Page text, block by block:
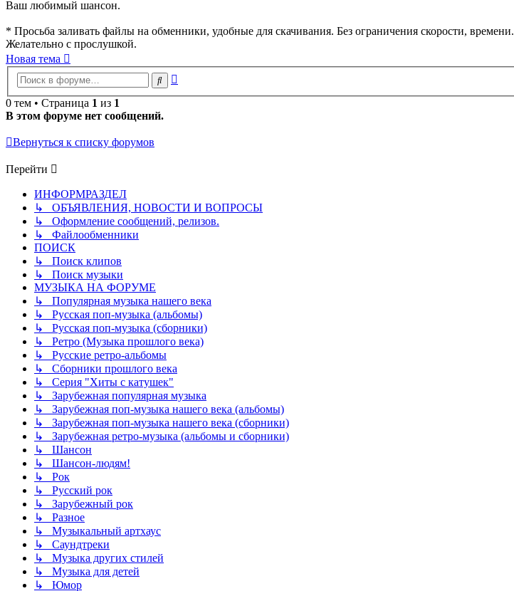
Ваш любимый шансон.
* Просьба заливать файлы на обменники, удобные для скачивания. Без ограничения скорости, времени.
Желательно с прослушкой.
Новая тема
Поиск
0 тем • Страница 1 из 1
В этом форуме нет сообщений.
Вернуться к списку форумов
Перейти
ИНФОРМРАЗДЕЛ
↳ ОБЪЯВЛЕНИЯ, НОВОСТИ И ВОПРОСЫ
↳ Оформление сообщений, релизов.
↳ Файлообменники
ПОИСК
↳ Поиск клипов
↳ Поиск музыки
МУЗЫКА НА ФОРУМЕ
↳ Популярная музыка нашего века
↳ Русская поп-музыка (альбомы)
↳ Русская поп-музыка (сборники)
↳ Ретро (Музыка прошлого века)
↳ Русские ретро-альбомы
↳ Сборники прошлого века
↳ Серия "Хиты с катушек"
↳ Зарубежная популярная музыка
↳ Зарубежная поп-музыка нашего века (альбомы)
↳ Зарубежная поп-музыка нашего века (сборники)
↳ Зарубежная ретро-музыка (альбомы и сборники)
↳ Шансон
↳ Шансон-людям!
↳ Рок
↳ Русский рок
↳ Зарубежный рок
↳ Разное
↳ Музыкальный артхаус
↳ Саундтреки
↳ Музыка других стилей
↳ Музыка для детей
↳ Юмор